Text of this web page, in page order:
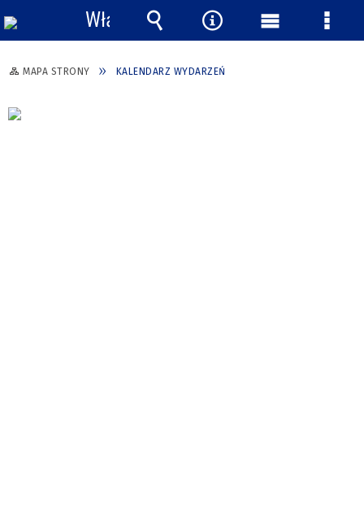
MAPA STRONY KALENDARZ WYDARZEŃ
Włącz
powiadomienia
Wyszukiwarka
Narzędzia
Menu Menu